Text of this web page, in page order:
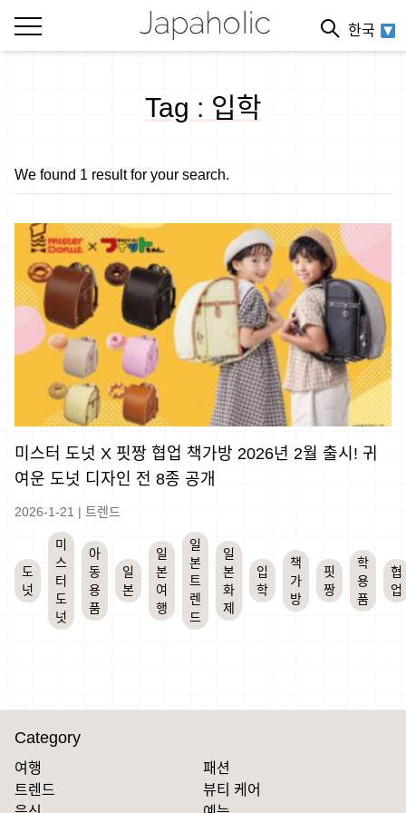
한국
Tag : 입학
We found 1 result for your search.
미스터 도넛 X 핏짱 협업 책가방 2026년 2월 출시! 귀
여운 도넛 디자인 전 8종 공개
2026-1-21 | 트렌드
도
넛
미
스
터
도
넛
아
동
용
품
일
본
일
본
여
행
일
본
트
렌
드
일
본
화
제
입
학
책
가
방
핏
짱
학
용
품
협
업
Category
여행
패션
트렌드
뷰티 케어